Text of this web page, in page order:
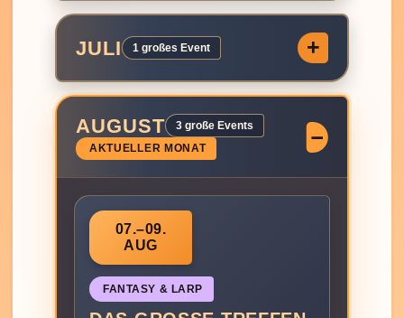
JULI 1 großes Event
AUGUST 3 große Events
AKTUELLER MONAT
07.–09.
AUG
FANTASY & LARP